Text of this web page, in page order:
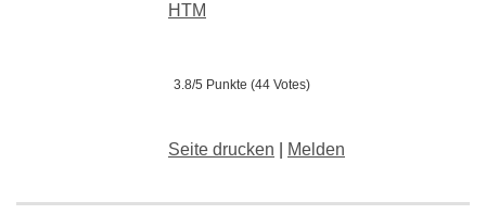
HTM
3.8/5 Punkte (44 Votes)
Seite drucken Melden